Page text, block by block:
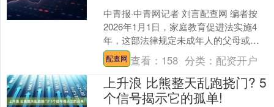
中青报·中青网记者 刘言配查网 编者按
2026年1月1日，家庭教育促进法实施4
年，这部法律规定未成年人的父母或其
他监护人应当树立家庭是第一个课堂、
家长是第一任....
配查网 查看： 158 分类： 配资开户
上升浪 比熊整天乱跑挠门? 5
个信号揭示它的孤单!